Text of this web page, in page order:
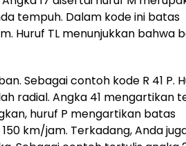
tempuh. Dalam kode ini batas
Huruf TL menunjukkan bahwa
Sebagai contoh kode R 41 P.
radial. Angka 41 mengartikan
huruf P mengartikan batas
km/jam. Terkadang, Anda